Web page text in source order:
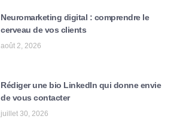
Neuromarketing digital : comprendre le
cerveau de vos clients
août 2, 2026
Rédiger une bio LinkedIn qui donne envie
de vous contacter
juillet 30, 2026